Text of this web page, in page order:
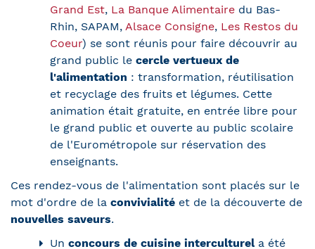
Grand Est, La Banque Alimentaire du Bas-
Rhin, SAPAM, Alsace Consigne, Les Restos du
Coeur) se sont réunis pour faire découvrir au
grand public le cercle vertueux de
l'alimentation : transformation, réutilisation
et recyclage des fruits et légumes. Cette
animation était gratuite, en entrée libre pour
le grand public et ouverte au public scolaire
de l'Eurométropole sur réservation des
enseignants.
Ces rendez-vous de l'alimentation sont placés sur le
mot d'ordre de la convivialité et de la découverte de
nouvelles saveurs.
Un concours de cuisine interculturela été